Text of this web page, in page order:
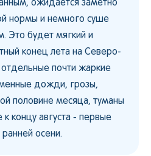
ожидается заметно
нормы и немного суше
Это будет мягкий и
конец лета на Северо-
почти жаркие
дожди, грозы,
половине месяца, туманы
концу августа - первые
ранней осени.